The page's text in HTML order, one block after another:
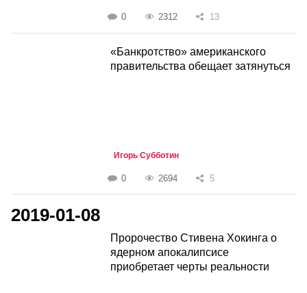
0 2312 13
«Банкротство» американского
правительства обещает затянуться
Игорь Субботин
0 2694 5
2019-01-08
Пророчество Стивена Хокинга о
ядерном апокалипсисе
приобретает черты реальности